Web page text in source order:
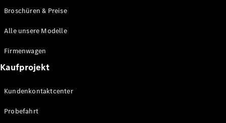
Konfigurator
Mercedes-Benz Store
Broschüren & Preise
Alle unsere Modelle
Firmenwagen
Kaufprojekt
Kundenkontaktcenter
Probefahrt